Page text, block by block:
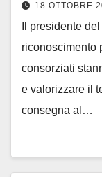
18 OTTOBRE
Il presidente
riconoscimento
consorziati
e valorizzare il
consegna al…